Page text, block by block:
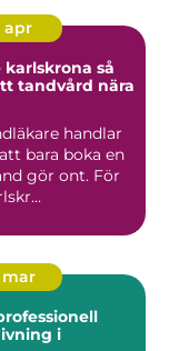
apr
så
tandvård nära
handlar
bara boka en
gör ont. För
mar
i